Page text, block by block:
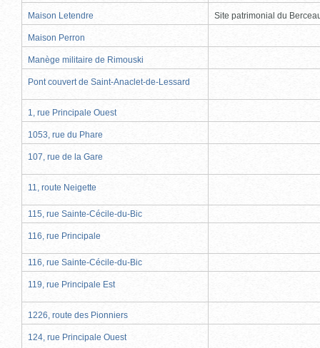
Maison Letendre Site patrimonial du
Maison Perron
Manège militaire de Rimouski
Pont couvert de Saint-Anaclet-de-Lessard
1, rue Principale Ouest
1053, rue du Phare
107, rue de la Gare
11, route Neigette
115, rue Sainte-Cécile-du-Bic
116, rue Principale
116, rue Sainte-Cécile-du-Bic
119, rue Principale Est
1226, route des Pionniers
124, rue Principale Ouest